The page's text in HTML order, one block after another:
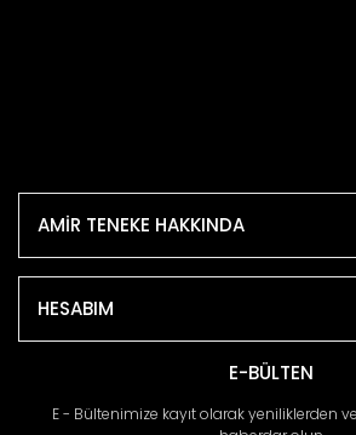
AMİR TENEKE HAKKINDA
HESABIM
E-BÜLTEN
E - Bültenimize kayıt olarak yeniliklerden